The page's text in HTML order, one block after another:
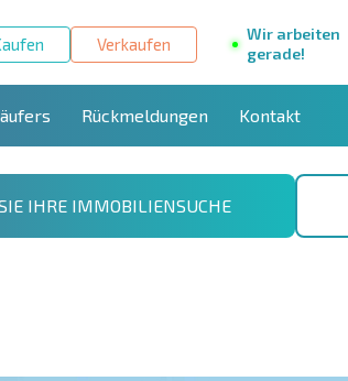
Verkaufen
Wir arbeiten
gerade!
Rückmeldungen Kontakt
IHRE IMMOBILIENSUCHE